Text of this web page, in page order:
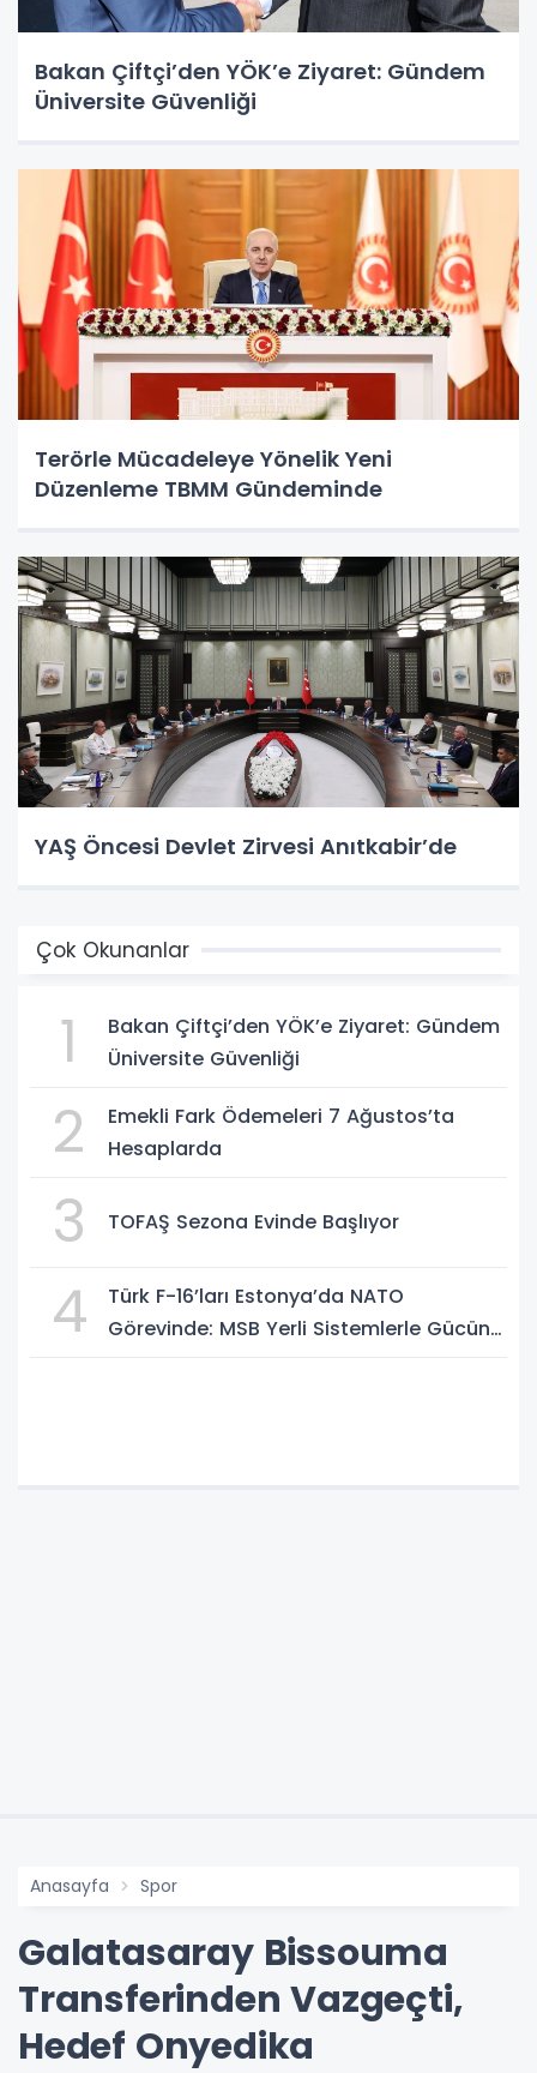
Bakan Çiftçi’den YÖK’e Ziyaret: Gündem
Üniversite Güvenliği
Terörle Mücadeleye Yönelik Yeni
Düzenleme TBMM Gündeminde
YAŞ Öncesi Devlet Zirvesi Anıtkabir’de
Çok Okunanlar
1
Bakan Çiftçi’den YÖK’e Ziyaret: Gündem
Üniversite Güvenliği
2
Emekli Fark Ödemeleri 7 Ağustos’ta
Hesaplarda
3 TOFAŞ Sezona Evinde Başlıyor
4
Türk F-16’ları Estonya’da NATO
Görevinde: MSB Yerli Sistemlerle Gücünü
Anasayfa Spor
Galatasaray Bissouma
Transferinden Vazgeçti,
Hedef Onyedika